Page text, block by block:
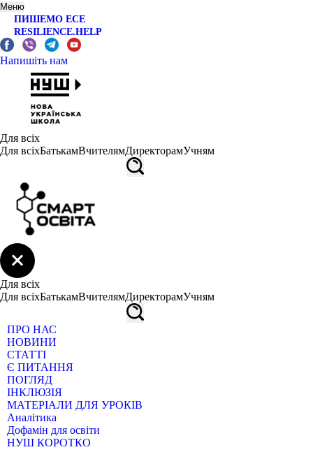
Меню
ПИШЕМО ЕСЕ
RESILIENCE.HELP
Напишіть нам
Для всіх
Для всіхБатькамВчителямДиректорамУчням
Для всіх
Для всіхБатькамВчителямДиректорамУчням
ПРО НАС
НОВИНИ
СТАТТІ
Є ПИТАННЯ
ПОГЛЯД
ІНКЛЮЗІЯ
МАТЕРІАЛИ ДЛЯ УРОКІВ
Аналітика
Дофамін для освіти
НУШ КОРОТКО